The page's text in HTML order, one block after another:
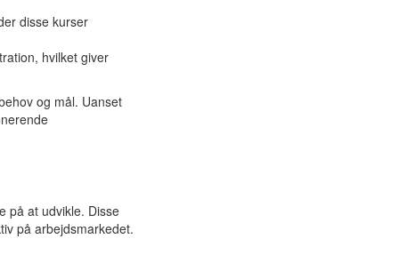
disse kurser
hvilket giver
og mål. Uanset
på at udvikle. Disse
på arbejdsmarkedet.